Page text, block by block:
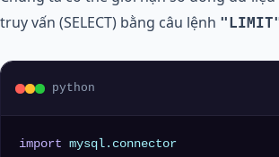
truy vấn (SELECT) bằng câu lệnh
python
import